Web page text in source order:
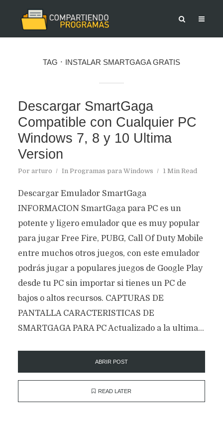
TAG INSTALAR SMARTGAGA GRATIS
Descargar SmartGaga
Compatible con Cualquier PC
Windows 7, 8 y 10 Ultima
Version
Por arturo In Programas para Windows 1 Min Read
Descargar Emulador SmartGaga
INFORMACION SmartGaga para PC es un
potente y ligero emulador que es muy popular
para jugar Free Fire, PUBG, Call Of Duty Mobile
entre muchos otros juegos, con este emulador
podrás jugar a populares juegos de Google Play
desde tu PC sin importar si tienes un PC de
bajos o altos recursos. CAPTURAS DE
PANTALLA CARACTERISTICAS DE
SMARTGAGA PARA PC Actualizado a la ultima...
ABRIR POST
READ LATER